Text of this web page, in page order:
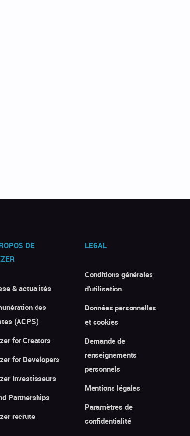
DE
& actualités
des
(ACPS)
for Creators
for Developers
Investisseurs
Partnerships
recrute
LEGAL
Conditions générales
d'utilisation
Données personnelles
et cookies
Demande de
renseignements
personnels
Mentions légales
Paramètres de
confidentialité